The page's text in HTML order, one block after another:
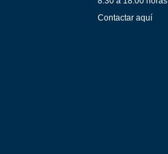
Contactar aquí